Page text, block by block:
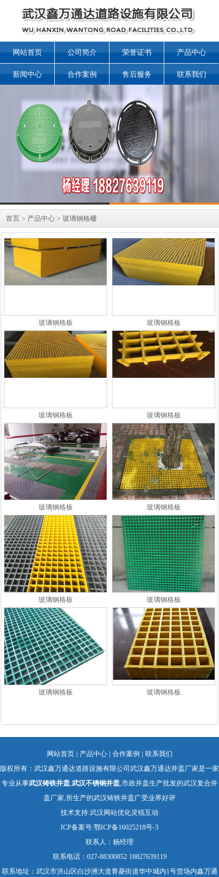
网站首页 公司简介 荣誉证书 产品中心
新闻中心 合作案例 售后服务 联系我们
首页 > 产品中心 > 玻璃钢格栅
玻璃钢格板 玻璃钢格板
玻璃钢格板 玻璃钢格板
玻璃钢格板 玻璃钢格板
玻璃钢格板 玻璃钢格板
玻璃钢格板 玻璃钢格板
网站首页 产品中心| 合作案例
联系我们
版权所有：武汉鑫万通达道路设施有限公司武汉鑫万通达井盖厂家是一家
专业从事武汉铸铁井盖 武汉不锈钢井盖 ,市政井盖生产批发的武汉复合井
盖厂家,所生产的武汉铸铁井盖广受业界好评
技术支持:武汉网站优化灵锐互动
ICP备案号:鄂ICP备16025218号-3
联系人：杨经理
联系电话：027-88300852 18827639119
联系地址：武汉市洪山区白沙洲大道青菱街道华中城内1号货场内鑫万通